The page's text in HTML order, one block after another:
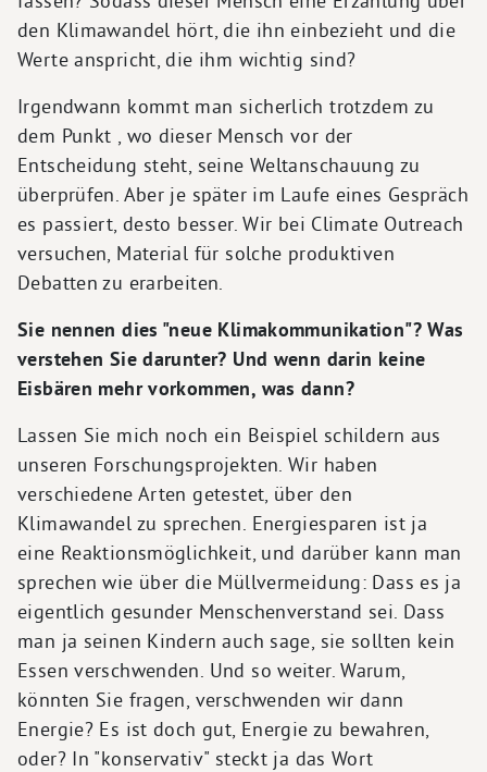
den Klimawandel hört, die ihn einbezieht und die
Werte anspricht, die ihm wichtig sind?
Irgendwann kommt man sicherlich trotzdem zu
dem Punkt , wo dieser Mensch vor der
Entscheidung steht, seine Weltanschauung zu
überprüfen. Aber je später im Laufe eines Gespräch
es passiert, desto besser. Wir bei Climate Outreach
versuchen, Material für solche produktiven
Debatten zu erarbeiten.
Sie nennen dies "neue Klimakommunikation"? Was
verstehen Sie darunter? Und wenn darin keine
Eisbären mehr vorkommen, was dann?
Lassen Sie mich noch ein Beispiel schildern aus
unseren Forschungsprojekten. Wir haben
verschiedene Arten getestet, über den
Klimawandel zu sprechen. Energiesparen ist ja
eine Reaktionsmöglichkeit, und darüber kann man
sprechen wie über die Müllvermeidung: Dass es ja
eigentlich gesunder Menschenverstand sei. Dass
man ja seinen Kindern auch sage, sie sollten kein
Essen verschwenden. Und so weiter. Warum,
könnten Sie fragen, verschwenden wir dann
Energie? Es ist doch gut, Energie zu bewahren,
oder? In "konservativ" steckt ja das Wort